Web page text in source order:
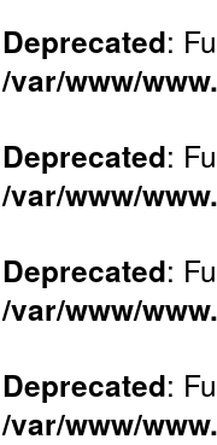
Deprecated:
/var/www/
Deprecated:
/var/www/
Deprecated:
/var/www/
Deprecated:
/var/www/